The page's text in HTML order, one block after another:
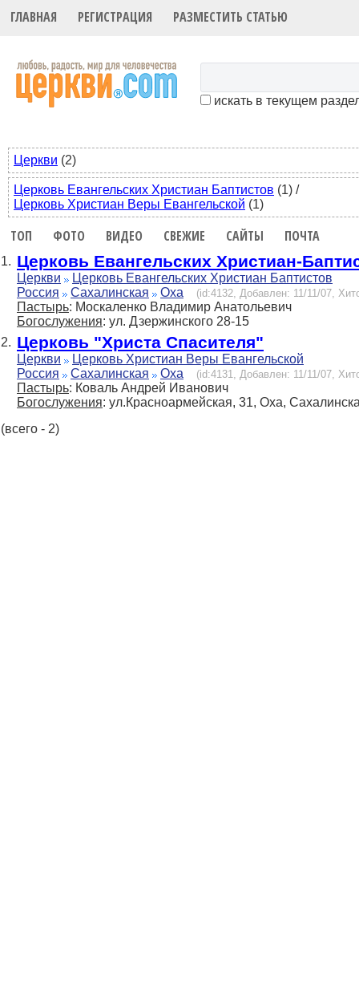
ГЛАВНАЯ РЕГИСТРАЦИЯ РАЗМЕСТИТЬ СТАТЬЮ
искать в текущем
Церкви (2)
Церковь Евангельских Христиан Баптистов (1) /
Церковь Христиан Веры Евангельской (1)
ТОП ФОТО ВИДЕО СВЕЖИЕ САЙТЫ ПОЧТА
1. Церковь Евангельских Христиан-
Церкви
Церковь Евангельских Христиан Баптистов
Россия
Сахалинская Оха (id:4132, Добавлен: 11/11/07,
Пастырь: Москаленко Владимир Анатольевич
Богослужения: ул. Дзержинского 28-15
2. Церковь "Христа Спасителя"
Церкви
Церковь Христиан Веры Евангельской
Россия
Сахалинская Оха (id:4131, Добавлен: 11/11/07,
Пастырь: Коваль Андрей Иванович
Богослужения: ул.Красноармейская, 31, Оха,
(всего - 2)